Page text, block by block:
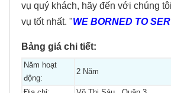
vụ quý khách, hãy đến với chúng
vụ tốt nhất. "WE BORNED TO
Bảng giá chi tiết:
Năm hoạt
động:
2 Năm